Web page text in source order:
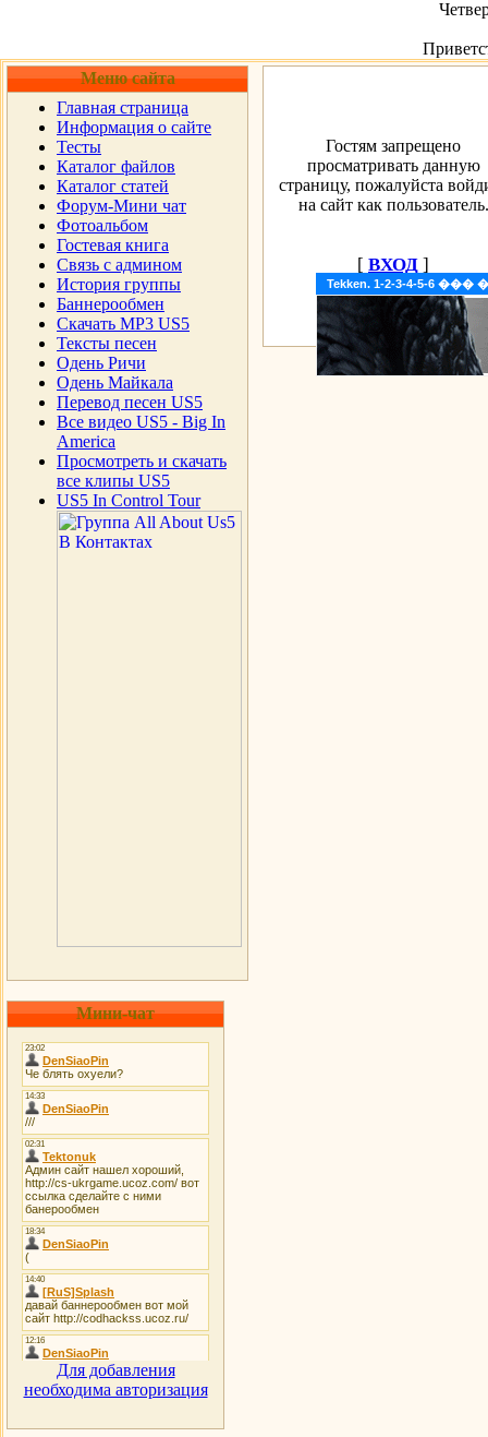
Меню сайта
Главная страница
Информация о сайте
Тесты
Каталог файлов
Каталог статей
Форум-Мини чат
Фотоальбом
Гостевая книга
Cвязь с админом
История группы
Баннерообмен
Скачать MP3 US5
Тексты песен
Одень Ричи
Одень Майкала
Перевод песен US5
Все видео US5 - Big In
America
Просмотреть и скачать
все клипы US5
US5 In Control Tour
Tekken. 1-2-3-4-5-6
Мини-чат
Для добавления
необходима авторизация
Гостям запрещено
просматривать данную
страницу, пожалуйста
на сайт как пользователь.
[ ВХОД ]